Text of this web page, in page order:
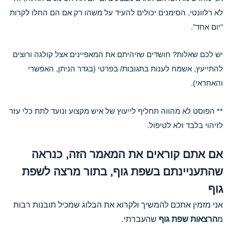
לא רלוונטי, הסימנים יכולים להעיד על משהו רק אם הם החלו לקרות
"יום אחד".
יש לכם שאלות? חושדים שזיהיתם את המאפיינים אצל קולגה ורוצים
להתייעץ, אשמח לענות בתגובות/ בפרטי (בגדר הניתן, האפשרי
והאחראי).
** הפוסט לא מהווה תחליף לייעוץ של איש מקצוע ונועד לתת כלי עזר
לזיהוי בלבד ולא לטיפול.
אם אתם קוראים את המאמר הזה, כנראה
שהתעניינתם בשפת גוף, בתור מרצה לשפת
גוף
אני מזמין אתכם להמשיך ולקרוא את הבלוג שמכיל תובנות רבות
מהרצאות שפת גוףשהעברתי.